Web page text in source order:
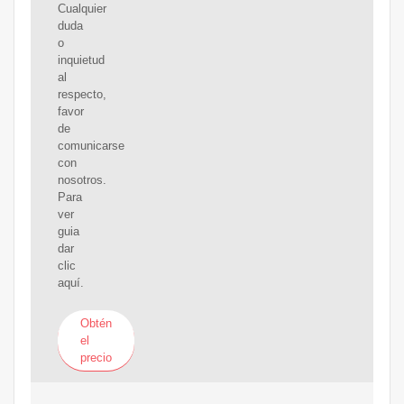
Cualquier
duda
o
inquietud
al
respecto,
favor
de
comunicarse
con
nosotros.
Para
ver
guia
dar
clic
aquí.
Obtén
el
precio